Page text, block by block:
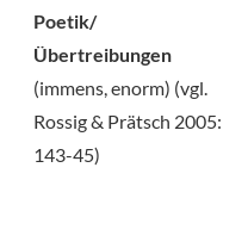
Poetik/
Übertreibungen
(immens, enorm) (vgl.
Rossig & Prätsch 2005:
143-45)